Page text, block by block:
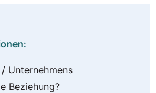
Unternehmens
Beziehung?